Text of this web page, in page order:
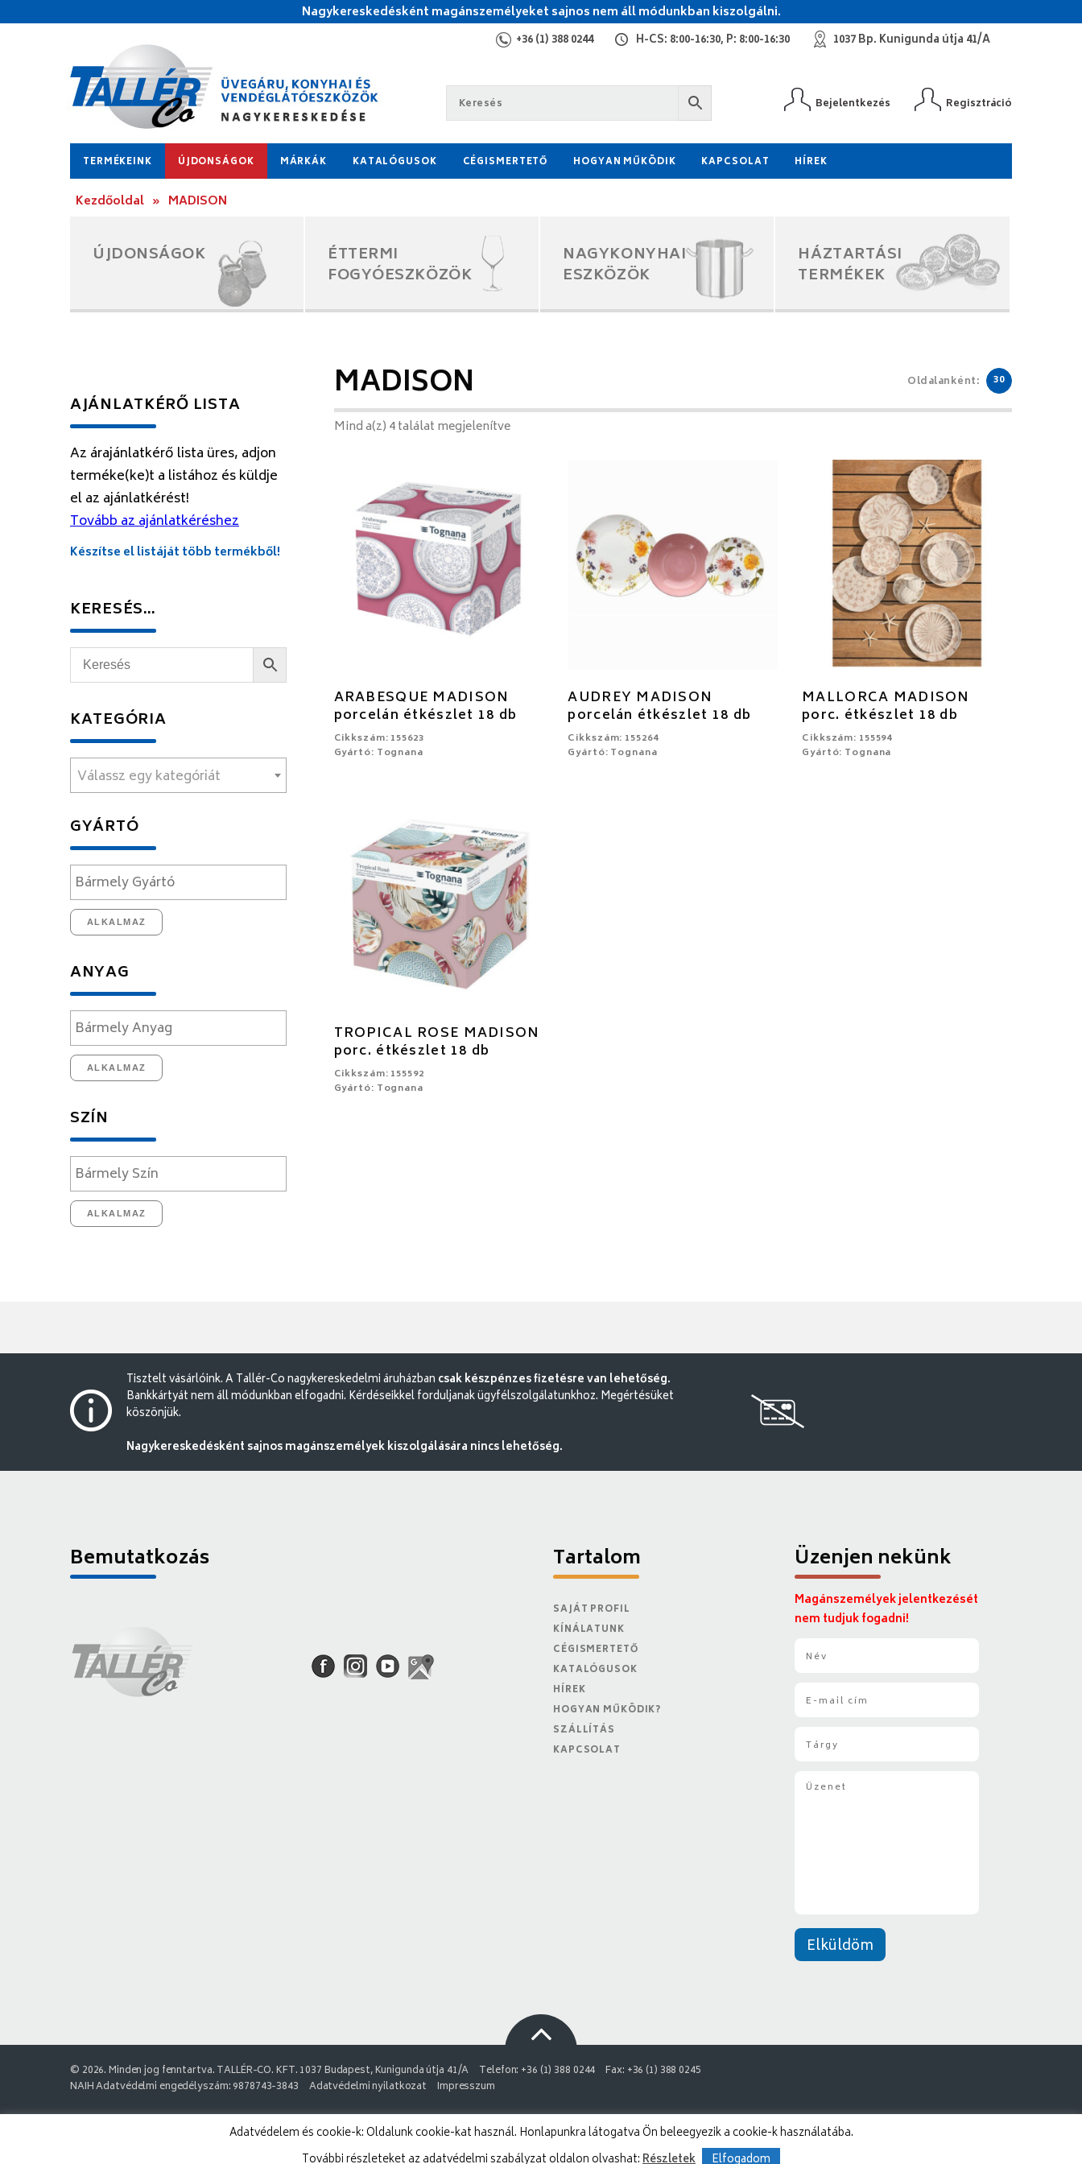
Nagykereskedésként magánszemélyeket sajnos nem áll módunkban kiszolgálni.
+36 (1) 388 0244 H-CS: 8:00-16:30, P: 8:00-16:30 1037 Bp. Kunigunda útja 41/A
Bejelentkezés Regisztráció
TERMÉKEINK ÚJDONSÁGOK MÁRKÁK KATALÓGUSOK CÉGISMERTETŐ HOGYAN MŰKÖDIK KAPCSOLAT HÍREK
Kezdőoldal » MADISON
ÚJDONSÁGOK
ÉTTERMI
FOGYÓESZKÖZÖK
NAGYKONYHAI
ESZKÖZÖK
HÁZTARTÁSI
TERMÉKEK
AJÁNLATKÉRŐ LISTA
Az árajánlatkérő lista üres, adjon
terméke(ke)t a listához és küldje
el az ajánlatkérést!
Tovább az ajánlatkéréshez
Készítse el listáját több termékből!
KERESÉS…
KATEGÓRIA
Válassz egy kategóriát
GYÁRTÓ
ALKALMAZ
ANYAG
ALKALMAZ
SZÍN
ALKALMAZ
MADISON Oldalanként: 30
Mind a(z) 4 találat megjelenítve
ARABESQUE MADISON
porcelán étkészlet 18 db
Cikkszám: 155623
Gyártó: Tognana
AUDREY MADISON
porcelán étkészlet 18 db
Cikkszám: 155264
Gyártó: Tognana
MALLORCA MADISON
porc. étkészlet 18 db
Cikkszám: 155594
Gyártó: Tognana
TROPICAL ROSE MADISON
porc. étkészlet 18 db
Cikkszám: 155592
Gyártó: Tognana
Tisztelt vásárlóink. A Tallér-Co nagykereskedelmi áruházban csak készpénzes fizetésre van lehetőség.
Bankkártyát nem áll módunkban elfogadni. Kérdéseikkel forduljanak ügyfélszolgálatunkhoz. Megértésüket
köszönjük.
Nagykereskedésként sajnos magánszemélyek kiszolgálására nincs lehetőség.
Bemutatkozás Tartalom
SAJÁT PROFIL
KÍNÁLATUNK
CÉGISMERTETŐ
KATALÓGUSOK
HÍREK
HOGYAN MŰKÖDIK?
SZÁLLÍTÁS
KAPCSOLAT
Üzenjen nekünk
Magánszemélyek jelentkezését
nem tudjuk fogadni!
Elküldöm
© 2026. Minden jog fenntartva. TALLÉR-CO. KFT. 1037 Budapest, Kunigunda útja 41/A Telefon: +36 (1) 388 0244
Fax: +36 (1) 388 0245
NAIH Adatvédelmi engedélyszám: 9878743-3843
Adatvédelmi nyilatkozat Impresszum
Adatvédelem és cookie-k: Oldalunk cookie-kat használ. Honlapunkra látogatva Ön beleegyezik a cookie-k használatába.
További részleteket az adatvédelmi szabályzat oldalon olvashat:Részletek